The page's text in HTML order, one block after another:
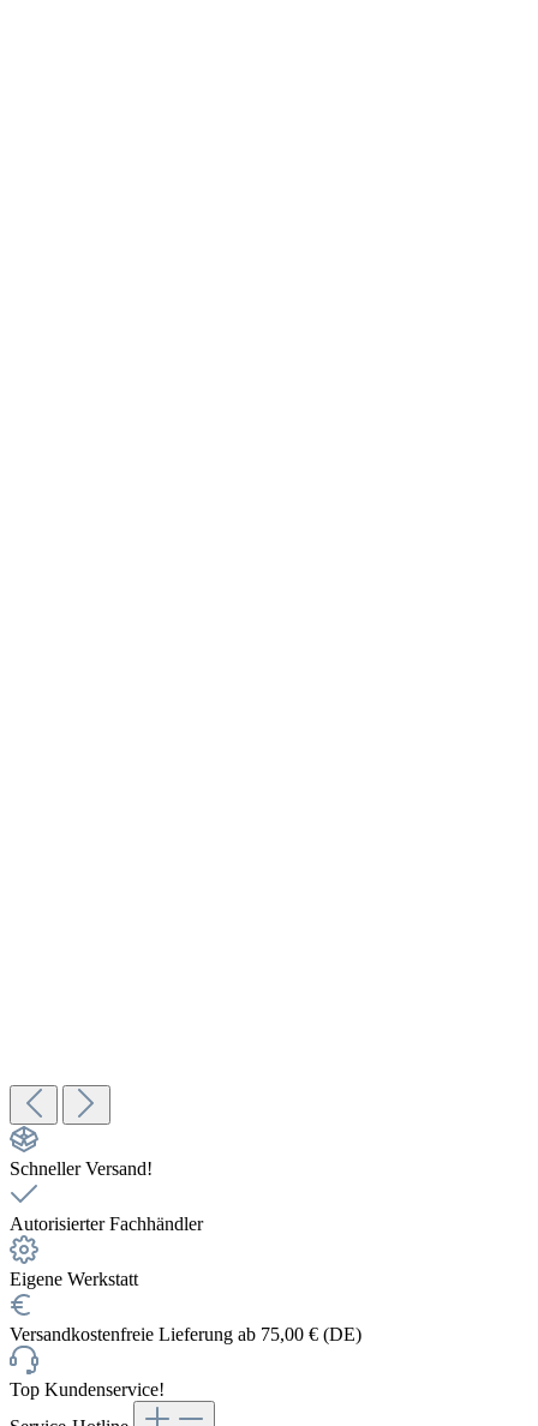
Schneller Versand!
Autorisierter Fachhändler
Eigene Werkstatt
Versandkostenfreie Lieferung ab 75,00 € (DE)
Top Kundenservice!